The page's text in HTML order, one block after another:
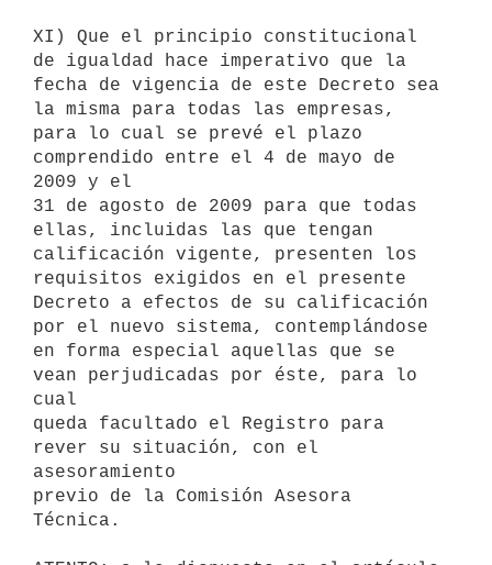
XI) Que el principio constitucional
de igualdad hace imperativo que la
fecha de vigencia de este Decreto sea
la misma para todas las empresas,
para lo cual se prevé el plazo
comprendido entre el 4 de mayo de
2009 y el
31 de agosto de 2009 para que todas
ellas, incluidas las que tengan
calificación vigente, presenten los
requisitos exigidos en el presente
Decreto a efectos de su calificación
por el nuevo sistema, contemplándose
en forma especial aquellas que se
vean perjudicadas por éste, para lo
cual
queda facultado el Registro para
rever su situación, con el
asesoramiento
previo de la Comisión Asesora
Técnica.